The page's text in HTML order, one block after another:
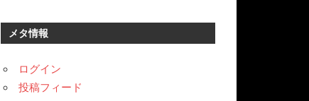
メタ情報
ログイン
投稿フィード